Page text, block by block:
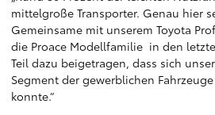
mittelgroße Transporter. Genau hier
Gemeinsame mit unserem Toyota
die Proace Modellfamilie in den
Teil dazu beigetragen, dass sich
Segment der gewerblichen
konnte.“